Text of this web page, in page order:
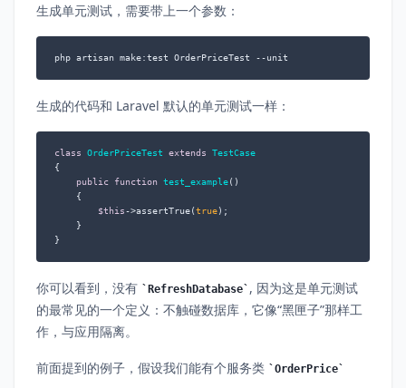
生成单元测试，需要带上一个参数：
php artisan make:test OrderPriceTest --unit
生成的代码和 Laravel 默认的单元测试一样：
class OrderPriceTest extends
TestCase
{
public
function test_example( )
{
$this->assertTrue(true);
    }
}
你可以看到，没有 RefreshDatabase , 因为这是单元测试
的最常见的一个定义：不触碰数据库，它像“黑匣子”那样工
作，与应用隔离。
前面提到的例子，假设我们能有个服务类 OrderPrice